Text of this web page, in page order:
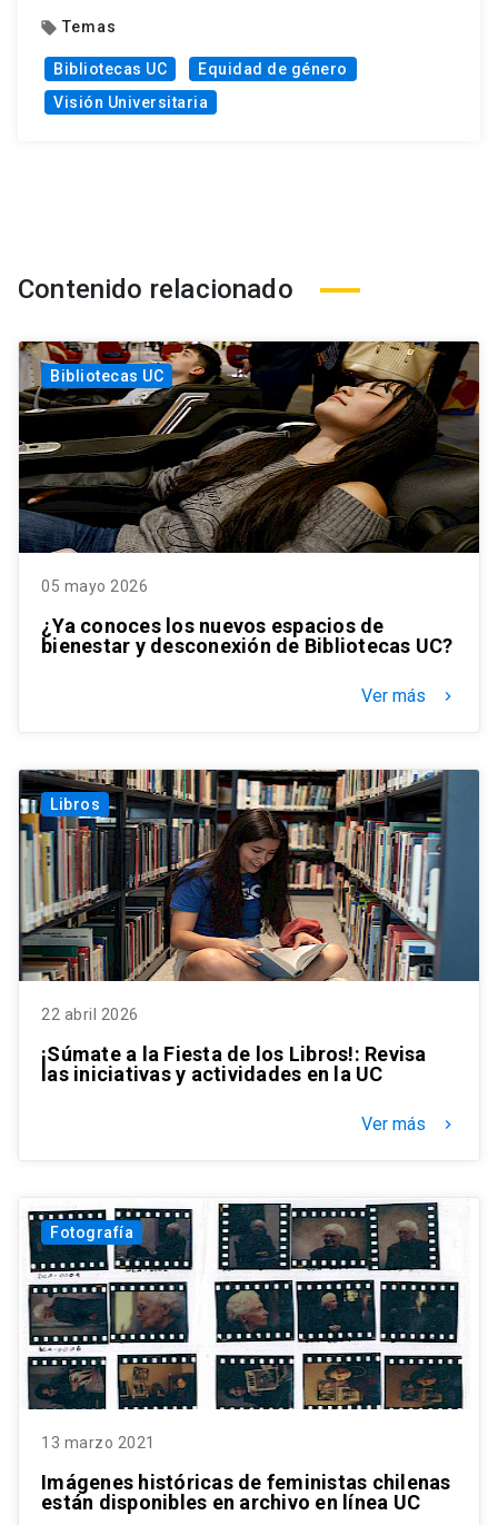
local_offer Temas
Bibliotecas UC
Equidad de género
Visión Universitaria
Contenido relacionado
Bibliotecas UC
05 mayo 2026
¿Ya conoces los nuevos espacios de
bienestar y desconexión de Bibliotecas UC?
Ver más keyboard_arrow_right
Libros
22 abril 2026
¡Súmate a la Fiesta de los Libros!: Revisa
las iniciativas y actividades en la UC
Ver más keyboard_arrow_right
Fotografía
13 marzo 2021
Imágenes históricas de feministas chilenas
están disponibles en archivo en línea UC